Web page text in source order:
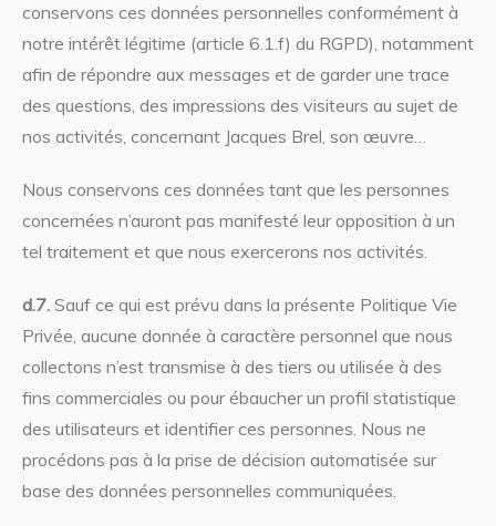
conservons ces données personnelles conformément à
notre intérêt légitime (article 6.1.f) du RGPD), notamment
afin de répondre aux messages et de garder une trace
des questions, des impressions des visiteurs au sujet de
nos activités, concernant Jacques Brel, son œuvre…
Nous conservons ces données tant que les personnes
concernées n’auront pas manifesté leur opposition à un
tel traitement et que nous exercerons nos activités.
d.7. Sauf ce qui est prévu dans la présente Politique Vie
Privée, aucune donnée à caractère personnel que nous
collectons n’est transmise à des tiers ou utilisée à des
fins commerciales ou pour ébaucher un profil statistique
des utilisateurs et identifier ces personnes. Nous ne
procédons pas à la prise de décision automatisée sur
base des données personnelles communiquées.